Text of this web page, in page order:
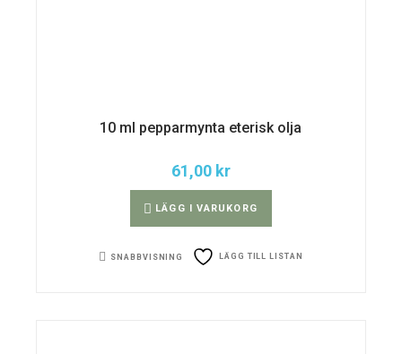
10 ml pepparmynta eterisk olja
61,00 kr
LÄGG I VARUKORG
SNABBVISNING LÄGG TILL LISTAN